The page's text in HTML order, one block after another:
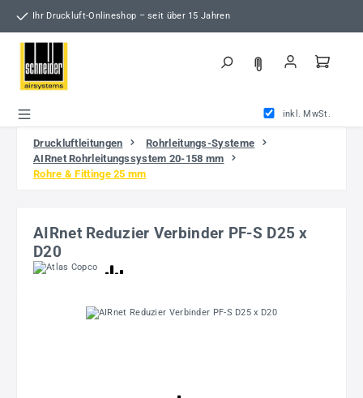
Zum Hauptinhalt springen
Ihr Druckluft-Onlineshop – seit über 15 Jahren
inkl. MwSt.
Druckluftleitungen
Rohrleitungs-Systeme
AIRnet Rohrleitungssystem 20-158 mm
Rohre & Fittinge 25 mm
AIRnet Reduzier Verbinder PF-S D25 x
D20
Bildergalerie überspringen